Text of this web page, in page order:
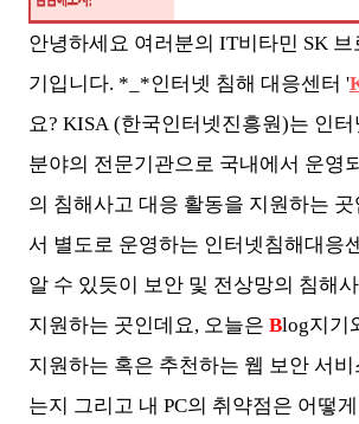
안녕하세요 여러분의 IT비타민 SK 브
기입니다. *_*인터넷 침해 대응센터 '
요? KISA (한국인터넷진흥원)는 인
분야의 전문기관으로 국내에서 운영
의 침해사고 대응 활동을 지원하는
서 별도로 운영하는 인터넷침해대응
알 수 있듯이 보안 및 전상망의 침해
지원하는 곳인데요, 오늘은 Blog지기
지원하는 혹은 추천하는 웹 보안 서
는지 그리고 내 PC의 취약점은 어떻